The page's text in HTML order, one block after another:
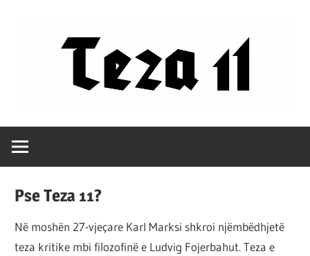
Teza
11
vetëm
shpjeguar
Pse Teza 11?
Në moshën 27-vjeçare Karl Marksi shkroi njëmbëdhjetë
teza kritike mbi filozofinë e Ludvig Fojerbahut. Teza e